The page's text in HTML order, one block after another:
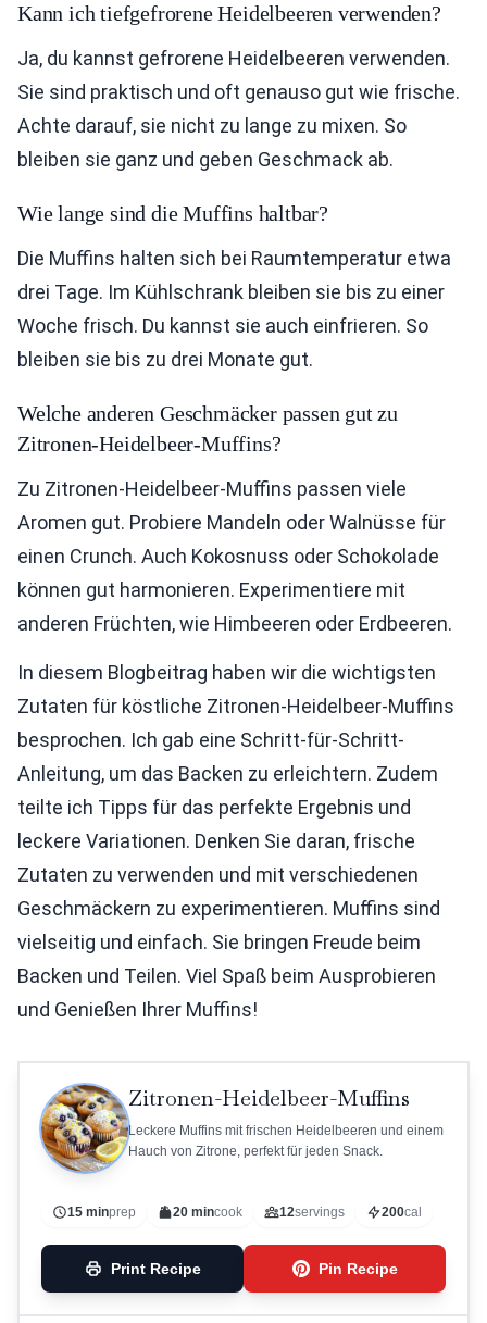
Kann ich tiefgefrorene Heidelbeeren verwenden?
Ja, du kannst gefrorene Heidelbeeren verwenden.
Sie sind praktisch und oft genauso gut wie frische.
Achte darauf, sie nicht zu lange zu mixen. So
bleiben sie ganz und geben Geschmack ab.
Wie lange sind die Muffins haltbar?
Die Muffins halten sich bei Raumtemperatur etwa
drei Tage. Im Kühlschrank bleiben sie bis zu einer
Woche frisch. Du kannst sie auch einfrieren. So
bleiben sie bis zu drei Monate gut.
Welche anderen Geschmäcker passen gut zu
Zitronen-Heidelbeer-Muffins?
Zu Zitronen-Heidelbeer-Muffins passen viele
Aromen gut. Probiere Mandeln oder Walnüsse für
einen Crunch. Auch Kokosnuss oder Schokolade
können gut harmonieren. Experimentiere mit
anderen Früchten, wie Himbeeren oder Erdbeeren.
In diesem Blogbeitrag haben wir die wichtigsten
Zutaten für köstliche Zitronen-Heidelbeer-Muffins
besprochen. Ich gab eine Schritt-für-Schritt-
Anleitung, um das Backen zu erleichtern. Zudem
teilte ich Tipps für das perfekte Ergebnis und
leckere Variationen. Denken Sie daran, frische
Zutaten zu verwenden und mit verschiedenen
Geschmäckern zu experimentieren. Muffins sind
vielseitig und einfach. Sie bringen Freude beim
Backen und Teilen. Viel Spaß beim Ausprobieren
und Genießen Ihrer Muffins!
Zitronen-Heidelbeer-Muffins
Leckere Muffins mit frischen Heidelbeeren und einem
Hauch von Zitrone, perfekt für jeden Snack.
15 minprep 20 mincook 12servings 200cal
Print Recipe Pin Recipe